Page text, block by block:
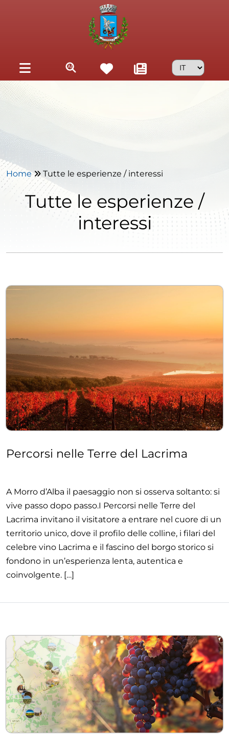
Home Tutte le esperienze / interessi
Tutte le esperienze /
interessi
Percorsi nelle Terre del Lacrima
A Morro d’Alba il paesaggio non si osserva soltanto: si
vive passo dopo passo.I Percorsi nelle Terre del
Lacrima invitano il visitatore a entrare nel cuore di un
territorio unico, dove il profilo delle colline, i filari del
celebre vino Lacrima e il fascino del borgo storico si
fondono in un’esperienza lenta, autentica e
coinvolgente. […]